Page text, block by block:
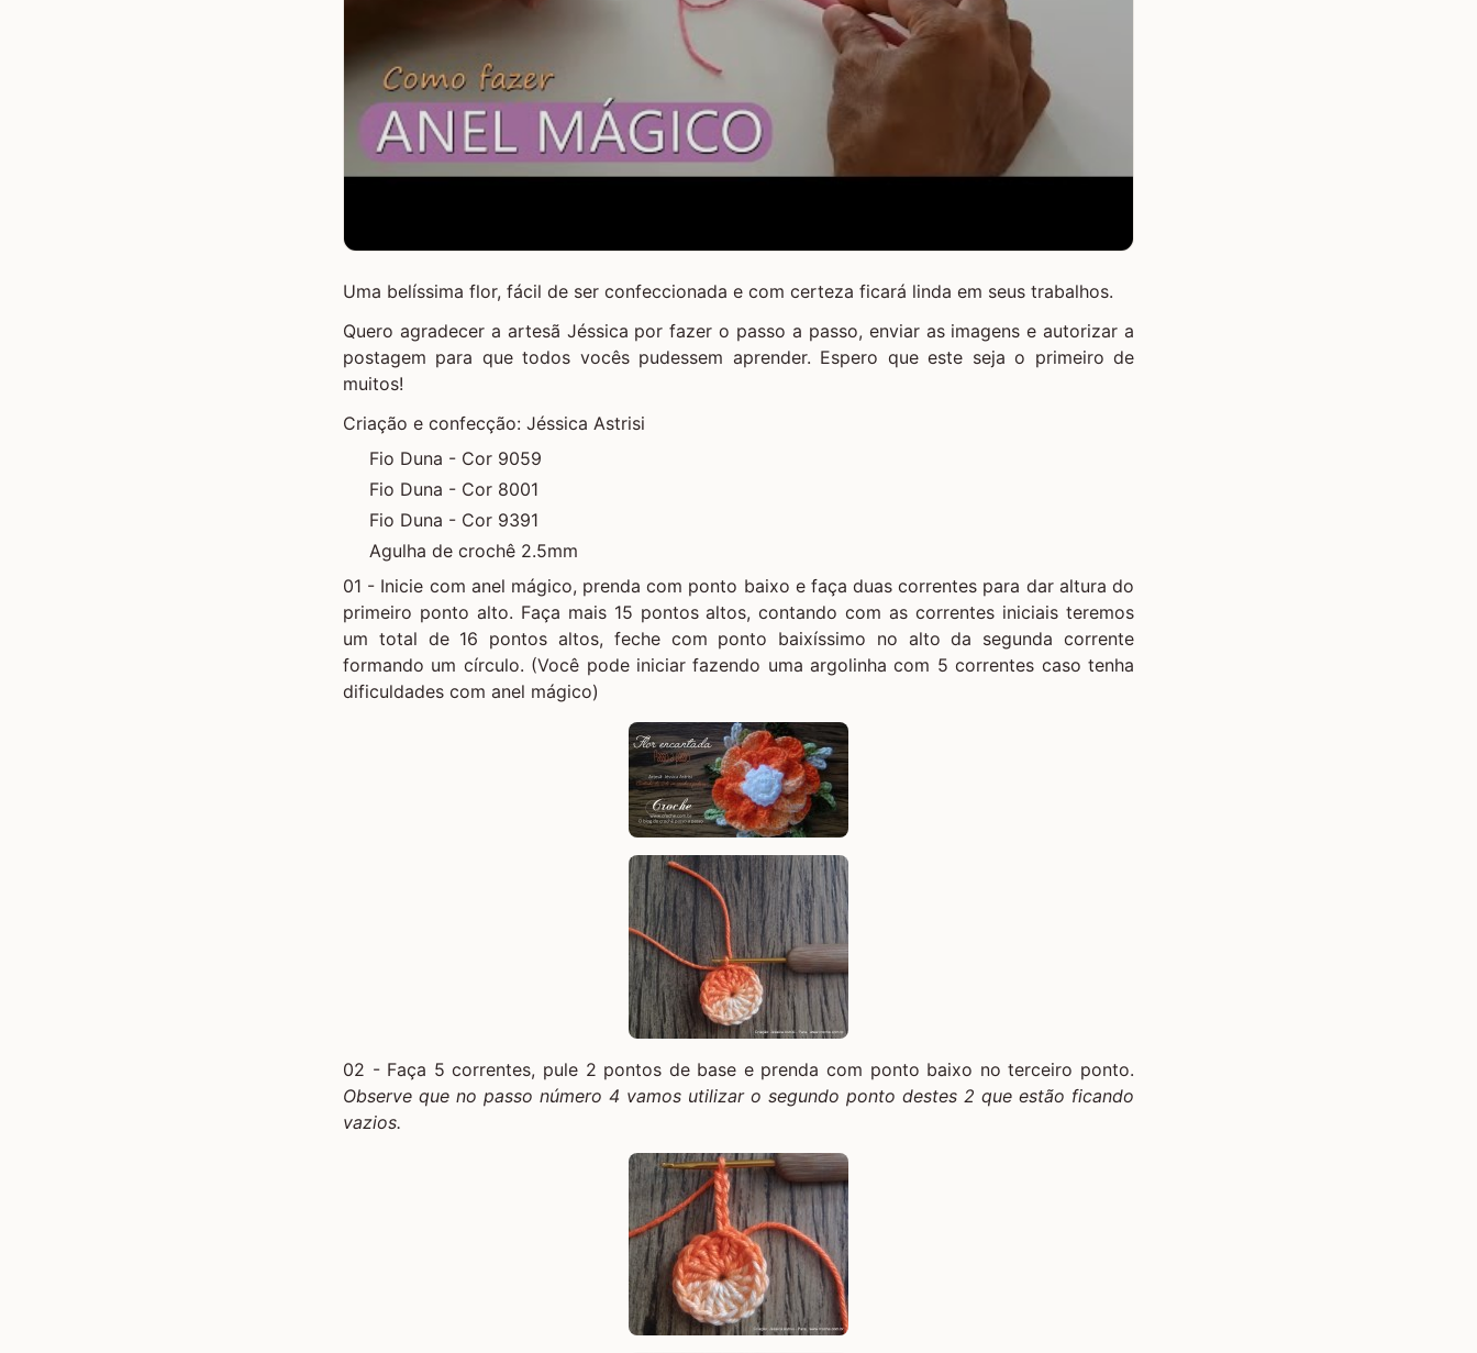
Uma belíssima flor, fácil de ser confeccionada e com certeza ficará linda em seus trabalhos.
Quero agradecer a artesã Jéssica por fazer o passo a passo, enviar as imagens e autorizar a
postagem para que todos vocês pudessem aprender. Espero que este seja o primeiro de
muitos!
Criação e confecção: Jéssica Astrisi
Fio Duna - Cor 9059
Fio Duna - Cor 8001
Fio Duna - Cor 9391
Agulha de crochê 2.5mm
01 - Inicie com anel mágico, prenda com ponto baixo e faça duas correntes para dar altura do
primeiro ponto alto. Faça mais 15 pontos altos, contando com as correntes iniciais teremos
um total de 16 pontos altos, feche com ponto baixíssimo no alto da segunda corrente
formando um círculo. (Você pode iniciar fazendo uma argolinha com 5 correntes caso tenha
dificuldades com anel mágico)
02 - Faça 5 correntes, pule 2 pontos de base e prenda com ponto baixo no terceiro ponto.
Observe que no passo número 4 vamos utilizar o segundo ponto destes 2 que estão ficando
vazios.